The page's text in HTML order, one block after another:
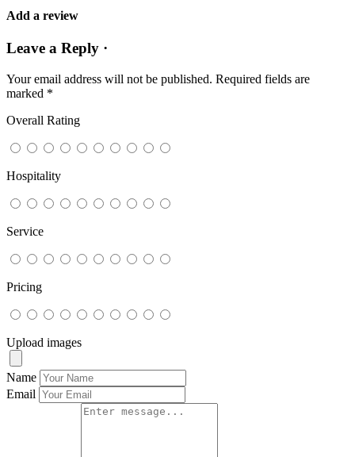
Add a review
Leave a Reply ·
Your email address will not be published. Required fields are
marked *
Overall Rating
Hospitality
Service
Pricing
Upload images
Name
Email